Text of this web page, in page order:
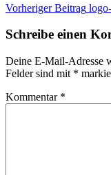
Vorheriger Beitrag
Schreibe einen
Deine E-Mail-Adresse
Felder sind mit *
Kommentar *